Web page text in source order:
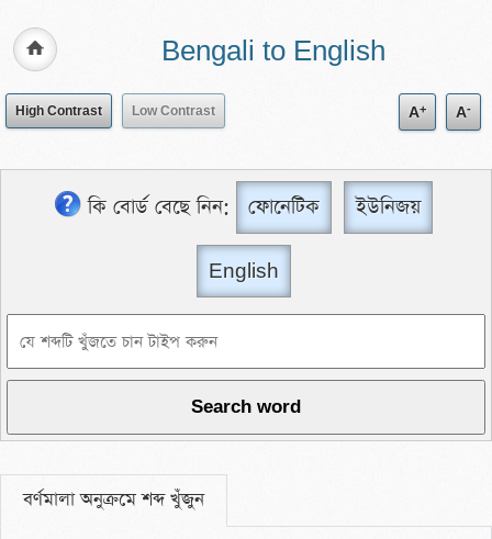
Bengali to English
High Contrast Low Contrast A+ A-
কি বোর্ড বেছে নিন: ফোনেটিক ইউনিজয়
English
বর্ণমালা অনুক্রমে শব্দ খুঁজুন